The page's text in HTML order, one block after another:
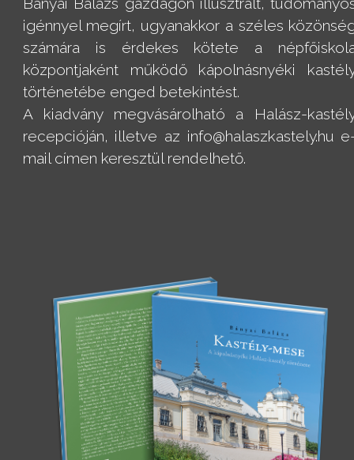
igénnyel megírt, ugyanakkor a széles
számára is érdekes kötete a
központjaként működő kápolnásnyéki
történetébe enged betekintést.
A kiadvány megvásárolható a Halász-
recepcióján, illetve az info@halaszkastely.hu
mail címen keresztül rendelhető.